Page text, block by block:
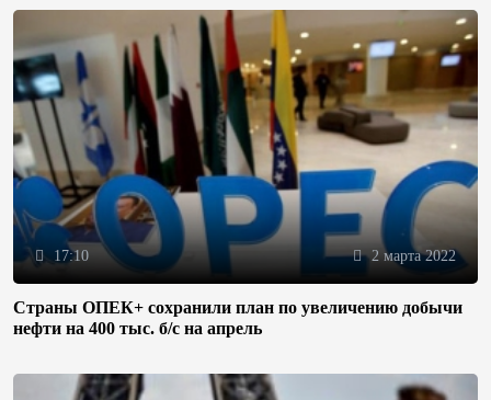
17:10 2 марта 2022
Страны ОПЕК+ сохранили план по увеличению добычи
нефти на 400 тыс. б/с на апрель